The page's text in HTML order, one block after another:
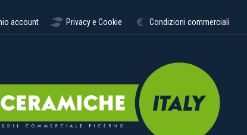
account Privacy e Cookie Condizioni commerciali
ARREDO BAGNO CUCINA PORTE EDILIZIA